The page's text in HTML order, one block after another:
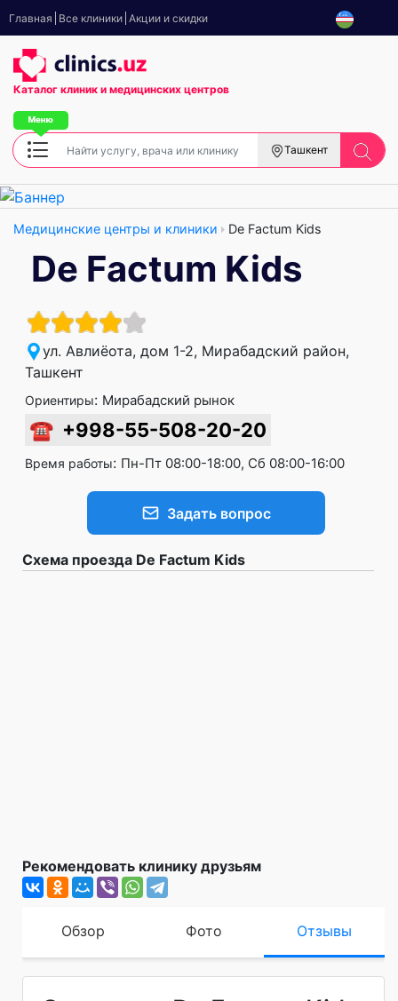
Главная Все клиники Акции и скидки
Каталог клиник и медицинских центров
Ташкент
Медицинские центры и клиники De Factum Kids
De Factum Kids
ул. Авлиёота, дом 1-2, Мирабадский район,
Ташкент
Ориентиры: Мирабадский рынок
☎ +998-55-508-20-20
Время работы: Пн-Пт 08:00-18:00, Сб 08:00-16:00
Задать вопрос
Схема проезда De Factum Kids
Рекомендовать клинику друзьям
Обзор Фото Отзывы